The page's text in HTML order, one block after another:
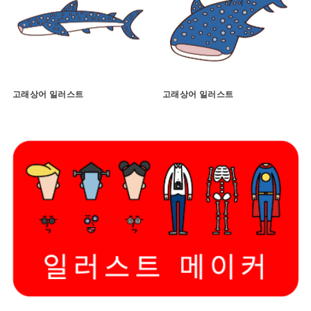
고래상어 일러스트 고래상어 일러스트